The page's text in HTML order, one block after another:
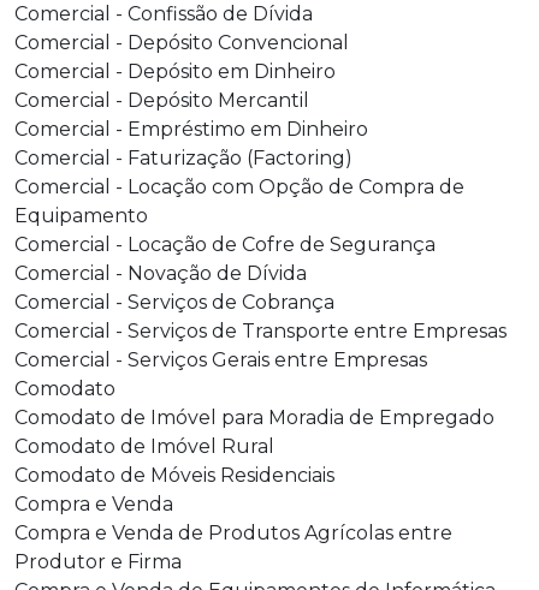
Comercial - Confissão de Dívida
Comercial - Depósito Convencional
Comercial - Depósito em Dinheiro
Comercial - Depósito Mercantil
Comercial - Empréstimo em Dinheiro
Comercial - Faturização (Factoring)
Comercial - Locação com Opção de Compra de
Equipamento
Comercial - Locação de Cofre de Segurança
Comercial - Novação de Dívida
Comercial - Serviços de Cobrança
Comercial - Serviços de Transporte entre Empresas
Comercial - Serviços Gerais entre Empresas
Comodato
Comodato de Imóvel para Moradia de Empregado
Comodato de Imóvel Rural
Comodato de Móveis Residenciais
Compra e Venda
Compra e Venda de Produtos Agrícolas entre
Produtor e Firma